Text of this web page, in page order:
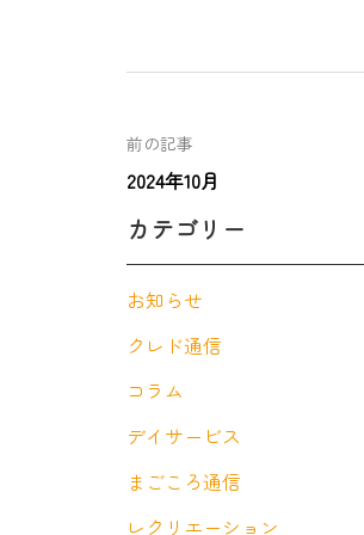
前の記事
2024年10月
カテゴリー
お知らせ
クレド通信
コラム
デイサービス
まごころ通信
レクリエーション